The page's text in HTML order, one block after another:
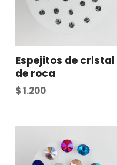
Espejitos de cristal
de roca
$1.200